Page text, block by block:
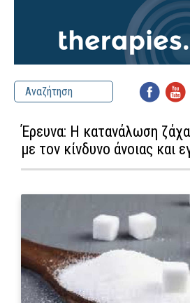
Έρευνα: Η κατανάλωση
με τον κίνδυνο άνοιας και